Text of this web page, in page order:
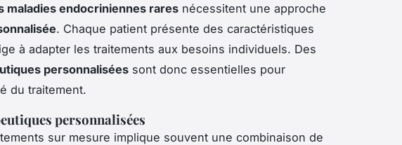
maladies endocriniennes rares nécessitent une approche
. Chaque patient présente des caractéristiques
à adapter les traitements aux besoins individuels. Des
personnalisées sont donc essentielles pour
du traitement.
personnalisées
sur mesure implique souvent une combinaison de